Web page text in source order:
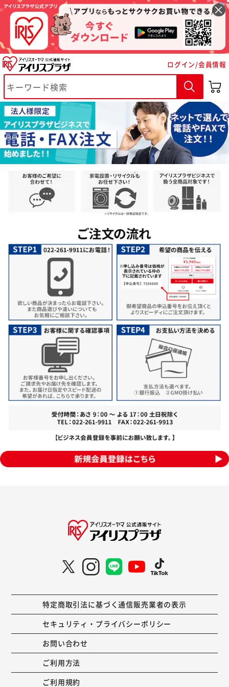
ログイン/会員情報
特定商取引法に基づく通信販売業者の表示
セキュリティ・プライバシーポリシー
お問い合わせ
ご利用方法
ご利用規約
※ご確認ください
カートに入れる